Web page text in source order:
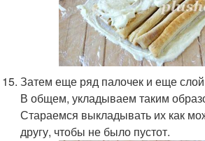
Затем еще ряд палочек и еще
В общем, укладываем таким
Стараемся выкладывать их как
другу, чтобы не было пустот.